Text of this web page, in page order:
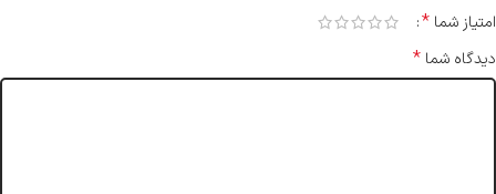
امتیاز شما *
دیدگاه شما *